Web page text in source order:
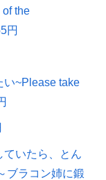
the
円
い~Please take
ていたら、とん
ブラコン姉に鍛